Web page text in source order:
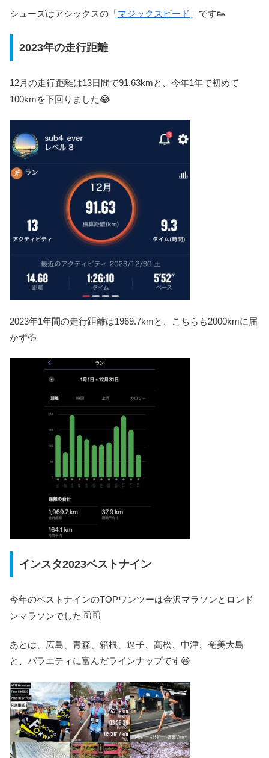
シューズはアシックスの「マジックスピード 」です👟
2023年の走行距離
12月の走行距離は13日間で91.63kmと、今年1年で初めて
100kmを下回りました😂
2023年1年間の走行距離は1969.7kmと、こちらも2000kmに届
かず💦
インスタ2023ベストナイン
今年のベストナインのTOPワンツーは金沢マラソンとロンド
ンマラソンでした🇬🇧
あとは、広島、青森、箱根、逗子、高松、中津、奄美大島
と、バラエティに富んだラインナップです😆